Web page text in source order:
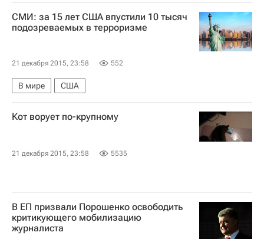
СМИ: за 15 лет США впустили 10 тысяч
подозреваемых в терроризме
21 декабря 2015, 23:58 552
В мире США
Кот ворует по-крупному
21 декабря 2015, 23:58 5535
В ЕП призвали Порошенко освободить
критикующего мобилизацию
журналиста